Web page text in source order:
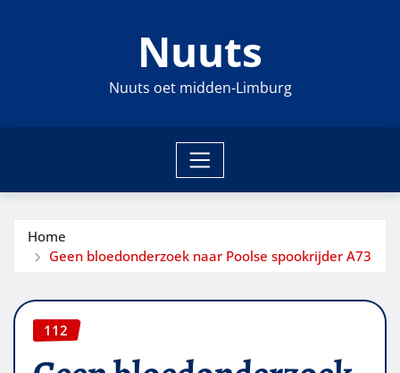
Nuuts
Nuuts oet midden-Limburg
Home
Geen bloedonderzoek naar Poolse spookrijder A73
112